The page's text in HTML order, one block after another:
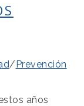
/Prevención
años